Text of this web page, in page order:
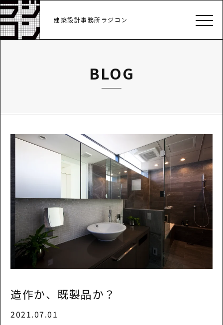
建築設計事務所ラジコン
BLOG
造作か、既製品か？
2021.07.01